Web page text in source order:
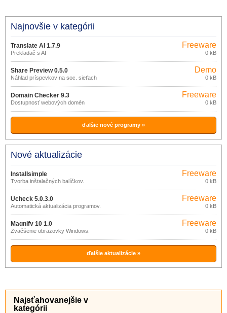
Najnovšie v kategórii
Translate AI 1.7.9
Prekladač s AI
Freeware
0 kB
Share Preview 0.5.0
Náhlad príspevkov na soc. sieťach
Demo
0 kB
Domain Checker 9.3
Dostupnosť webových domén
Freeware
0 kB
ďalšie nové programy »
Nové aktualizácie
Installsimple
Tvorba inštalačných balíčkov.
Freeware
0 kB
Ucheck 5.0.3.0
Automatická aktualizácia programov.
Freeware
0 kB
Magnify 10 1.0
Zväčšenie obrazovky Windows.
Freeware
0 kB
ďalšie aktualizácie »
Najsťahovanejšie v
kategórii